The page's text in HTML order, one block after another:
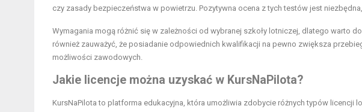
czy zasady bezpieczeństwa w powietrzu. Pozytywna ocena z tych testów jest
Wymagania mogą różnić się w zależności od wybranej szkoły lotniczej, dlatego warto
również zauważyć, że posiadanie odpowiednich kwalifikacji na pewno zwiększa
możliwości zawodowych.
Jakie licencje można uzyskać w KursNaPilota?
KursNaPilota to platforma edukacyjna, która umożliwia zdobycie różnych typów licencji